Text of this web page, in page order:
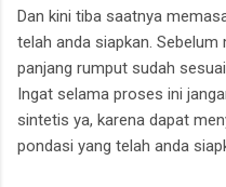
Dan kini tiba saatnya
telah anda siapkan.
panjang rumput sudah
Ingat selama proses ini
sintetis ya, karena dapat
pondasi yang telah anda